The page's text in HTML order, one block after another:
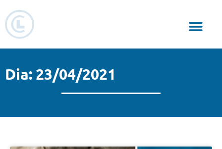
Dia: 23/04/2021